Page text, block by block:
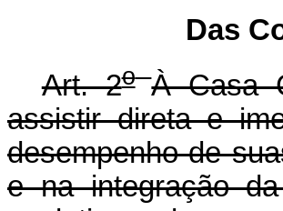
Das
Art. 2o À Casa
assistir direta e
desempenho de
e na integração